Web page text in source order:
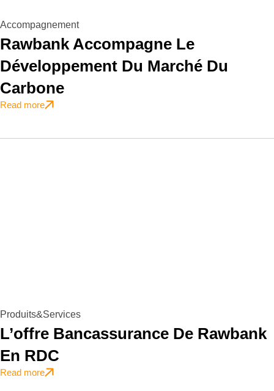
Accompagnement
Rawbank Accompagne Le
Développement Du Marché Du
Carbone
Read more
Produits&Services
L’offre Bancassurance De Rawbank
En RDC
Read more